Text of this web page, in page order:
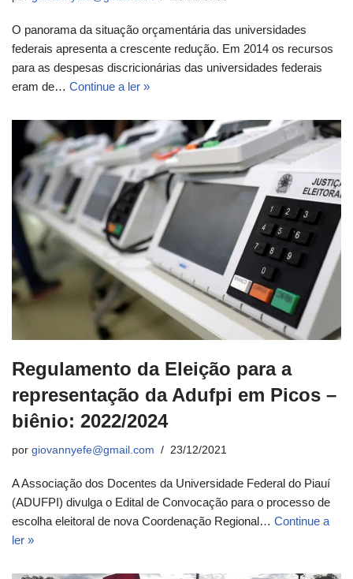
O panorama da situação orçamentária das universidades
federais apresenta a crescente redução. Em 2014 os recursos
para as despesas discricionárias das universidades federais
eram de… Continue a ler »
Regulamento da Eleição para a
representação da Adufpi em Picos –
biênio: 2022/2024
por giovannyefe@gmail.com 23/12/2021
A Associação dos Docentes da Universidade Federal do Piauí
(ADUFPI) divulga o Edital de Convocação para o processo de
escolha eleitoral de nova Coordenação Regional… Continue a
ler »